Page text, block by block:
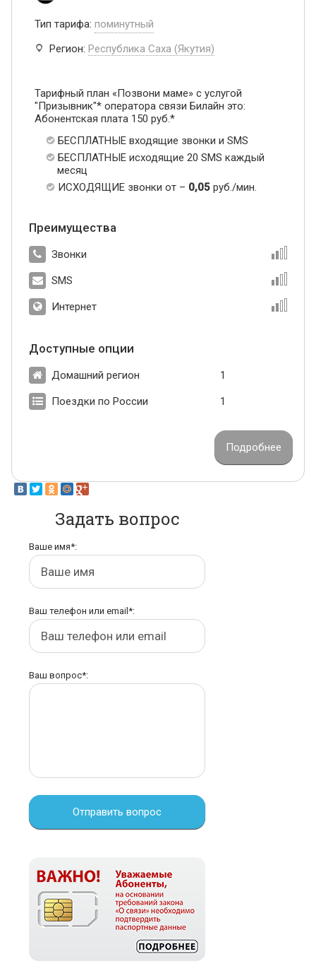
Тип тарифа: поминутный
Регион: Республика Саха (Якутия)
Тарифный план «Позвони маме» с услугой
"Призывник"* оператора связи Билайн это:
Абонентская плата 150 руб.*
БЕСПЛАТНЫЕ входящие звонки и SMS
БЕСПЛАТНЫЕ исходящие 20 SMS каждый
месяц
ИСХОДЯЩИЕ звонки от – 0,05 руб./мин.
Преимущества
Звонки
SMS
Интернет
Доступные опции
Домашний регион 1
Поездки по России 1
Подробнее
Задать вопрос
Ваше имя*:
Ваш телефон или email*:
Ваш вопрос*:
Отправить вопрос